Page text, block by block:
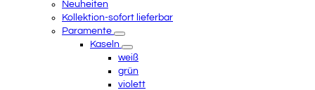
Neuheiten
Kollektion-sofort lieferbar
Paramente
Kaseln
weiß
grün
violett